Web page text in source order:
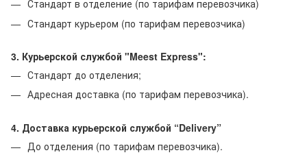
Стандарт в отделение (по тарифам перевозчика)
Стандарт курьером (по тарифам перевозчика)
3. Курьерской службой "Meest Express":
Стандарт до отделения;
Адресная доставка (по тарифам перевозчика).
4. Доставка курьерской службой “Delivery”
До отделения (по тарифам перевозчика).